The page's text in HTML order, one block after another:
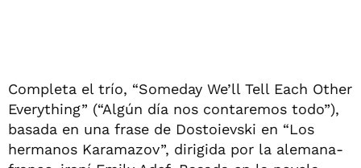
Completa el trío, “Someday We’ll Tell Each Other
Everything” (“Algún día nos contaremos todo”),
basada en una frase de Dostoievski en “Los
hermanos Karamazov”, dirigida por la alemana-